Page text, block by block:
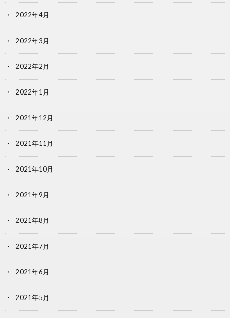
2022年4月
2022年3月
2022年2月
2022年1月
2021年12月
2021年11月
2021年10月
2021年9月
2021年8月
2021年7月
2021年6月
2021年5月